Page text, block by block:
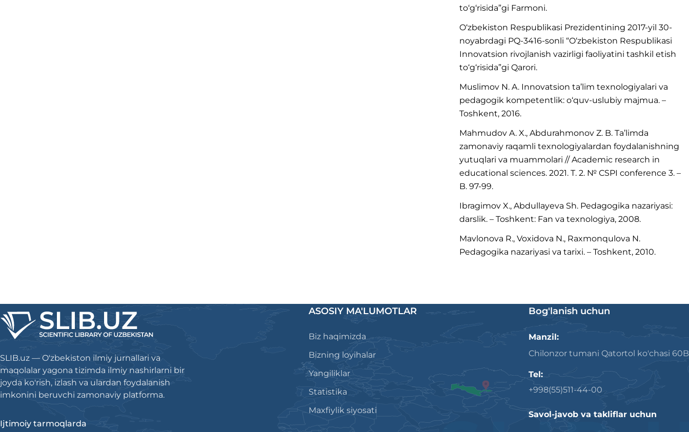
to‘g‘risida”gi Farmoni.
O‘zbekiston Respublikasi Prezidentining 2017-yil 30-
noyabrdagi PQ-3416-sonli “O‘zbekiston Respublikasi
Innovatsion rivojlanish vazirligi faoliyatini tashkil etish
to‘g‘risida”gi Qarori.
Muslimov N. A. Innovatsion ta’lim texnologiyalari va
pedagogik kompetentlik: o‘quv-uslubiy majmua. –
Toshkent, 2016.
Mahmudov A. X., Abdurahmonov Z. B. Ta’limda
zamonaviy raqamli texnologiyalardan foydalanishning
yutuqlari va muammolari // Academic research in
educational sciences. 2021. T. 2. № CSPI conference 3. –
B. 97-99.
Ibragimov X., Abdullayeva Sh. Pedagogika nazariyasi:
darslik. – Toshkent: Fan va texnologiya, 2008.
Mavlonova R., Voxidova N., Raxmonqulova N.
Pedagogika nazariyasi va tarixi. – Toshkent, 2010.
SLIB.uz — O'zbekiston ilmiy jurnallari va
maqolalar yagona tizimda ilmiy nashirlarni bir
joyda ko'rish, izlash va ulardan foydalanish
imkonini beruvchi zamonaviy platforma.
Ijtimoiy tarmoqlarda
ASOSIY MA'LUMOTLAR
Biz haqimizda
Bizning loyihalar
Yangiliklar
Statistika
Maxfiylik siyosati
Bog'lanish uchun
Manzil:
Chilonzor tumani Qatortol ko'chasi 60B
Tel:
+998(55)511-44-00
Savol-javob va takliflar uchun